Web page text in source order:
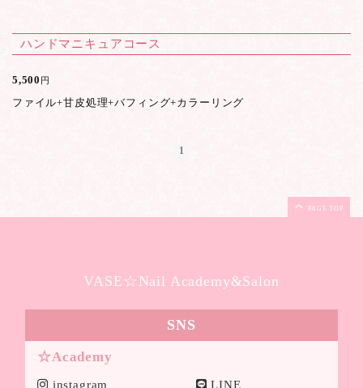
ハンドマニキュアコース
5,500 円
ファイル+甘皮処理+バフィング+カラーリング
1
PAGE TOP
VASE☆Nail Academy&Salon
SNS
☆Academy
instagram LINE